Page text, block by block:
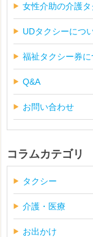
女性介助の介護タ
UDタクシーにつ
福祉タクシー券に
Q&A
お問い合わせ
コラムカテゴリ
タクシー
介護・医療
お出かけ